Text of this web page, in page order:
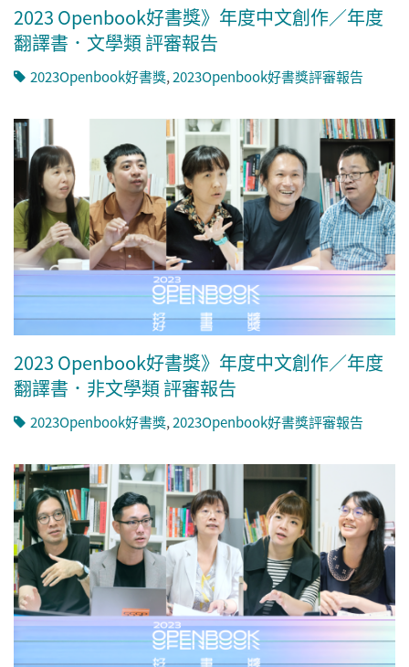
2023 Openbook好書獎》年度中文創作／年度
翻譯書．文學類 評審報告
2023Openbook好書獎,2023Openbook好書獎評審報告
2023 Openbook好書獎》年度中文創作／年度
翻譯書．非文學類 評審報告
2023Openbook好書獎,2023Openbook好書獎評審報告